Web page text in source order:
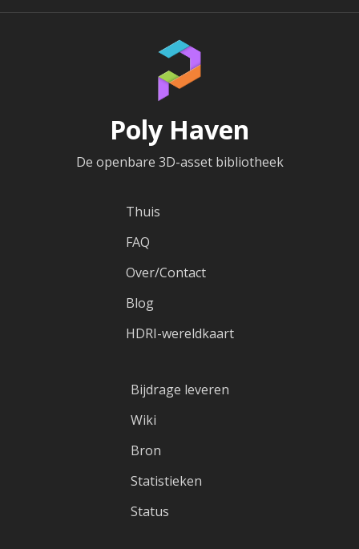
Poly Haven
De openbare 3D-asset bibliotheek
Thuis
FAQ
Over/Contact
Blog
HDRI-wereldkaart
Bijdrage leveren
Wiki
Bron
Statistieken
Status